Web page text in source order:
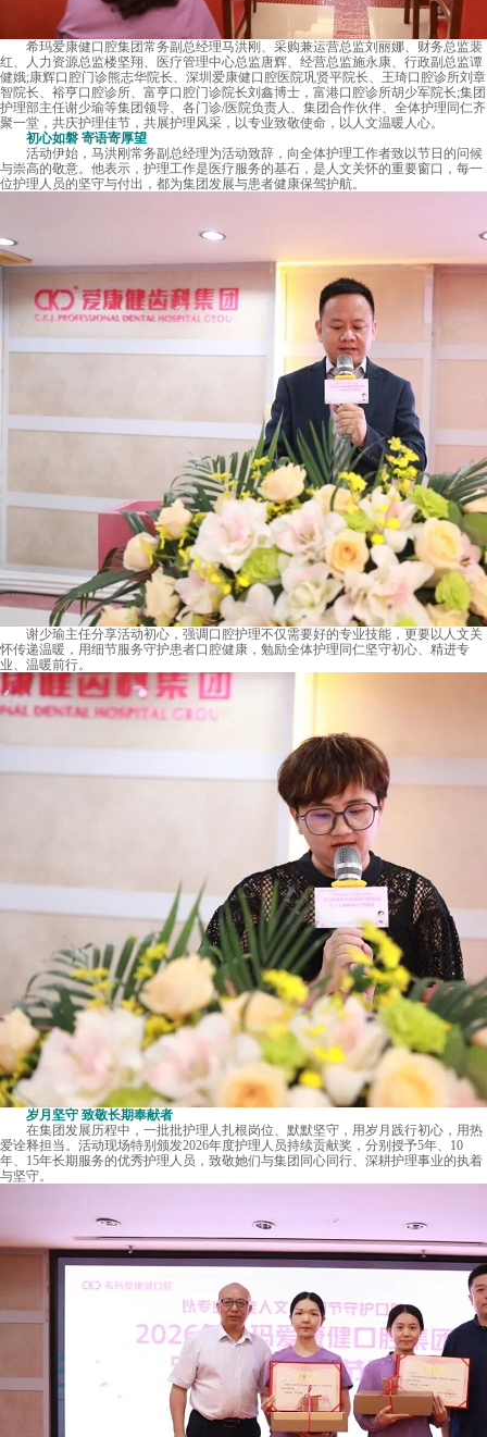
希玛爱康健口腔集团常务副总经理马洪刚、采购兼运营总监刘丽娜、财务总监裴
红、人力资源总监楼坚翔、医疗管理中心总监唐辉、经营总监施永康、行政副总监谭
健娥;康辉口腔门诊熊志华院长、深圳爱康健口腔医院巩贤平院长、王琦口腔诊所刘章
智院长、裕亨口腔诊所、富亨口腔门诊院长刘鑫博士，富港口腔诊所胡少军院长;集团
护理部主任谢少瑜等集团领导、各门诊/医院负责人、集团合作伙伴、全体护理同仁齐
聚一堂，共庆护理佳节，共展护理风采，以专业致敬使命，以人文温暖人心。
初心如磐 寄语寄厚望
活动伊始，马洪刚常务副总经理为活动致辞，向全体护理工作者致以节日的问候
与崇高的敬意。他表示，护理工作是医疗服务的基石，是人文关怀的重要窗口，每一
位护理人员的坚守与付出，都为集团发展与患者健康保驾护航。
谢少瑜主任分享活动初心，强调口腔护理不仅需要好的专业技能，更要以人文关
怀传递温暖，用细节服务守护患者口腔健康，勉励全体护理同仁坚守初心、精进专
业、温暖前行。
岁月坚守 致敬长期奉献者
在集团发展历程中，一批批护理人扎根岗位、默默坚守，用岁月践行初心，用热
爱诠释担当。活动现场特别颁发2026年度护理人员持续贡献奖，分别授予5年、10
年、15年长期服务的优秀护理人员，致敬她们与集团同心同行、深耕护理事业的执着
与坚守。